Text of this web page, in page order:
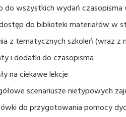
do wszystkich wydań
do biblioteki materiałów w
z tematycznych szkoleń (wraz z
i dodatki do czasopisma
na ciekawe lekcje
scenariusze nietypowych
do przygotowania pomocy